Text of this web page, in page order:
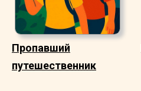
Пропавший
путешественник